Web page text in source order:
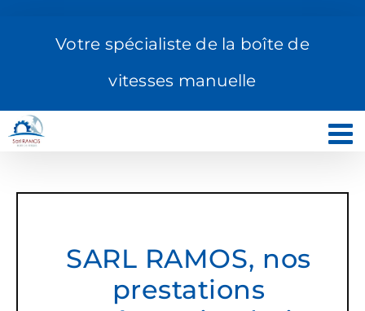
Votre spécialiste de la boîte de
vitesses manuelle
SARL RAMOS, nos
prestations